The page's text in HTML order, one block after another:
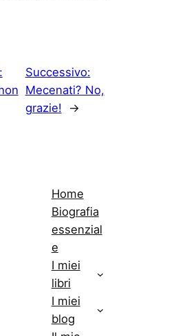
Successivo:
Mecenati? No,
grazie!
→
Home
Biografia
essenzial
e
I miei
libri
I miei
blog